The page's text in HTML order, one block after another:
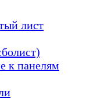
лист
к панелям